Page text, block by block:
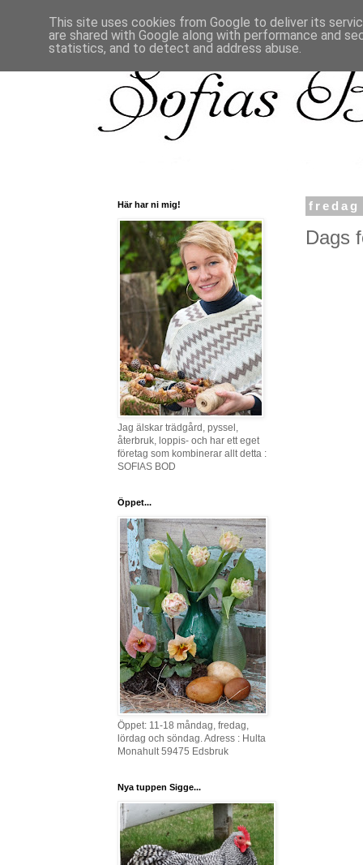
fredag
Dags
Här har ni mig!
Jag älskar trädgård, pyssel,
återbruk, loppis- och har ett eget
företag som kombinerar allt detta :
SOFIAS BOD
Öppet...
Öppet: 11-18 måndag, fredag,
lördag och söndag. Adress : Hulta
Monahult 59475 Edsbruk
Nya tuppen Sigge...
This site uses cookies from Google to deliver its
are shared with Google along with performance and
statistics, and to detect and address abuse.